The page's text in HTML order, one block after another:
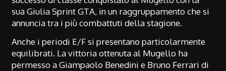
sua Giulia Sprint GTA, in un raggruppamento che si
annuncia tra i più combattuti della stagione.
Anche i periodi E/F si presentano particolarmente
equilibrati. La vittoria ottenuta al Mugello ha
permesso a Giampaolo Benedini e Bruno Ferrari di